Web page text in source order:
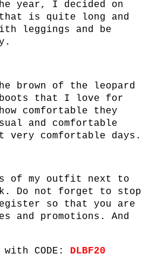
year, I decided on
is quite long and
leggings and be
brown of the leopard
that I love for
comfortable they
and comfortable
very comfortable days.
of my outfit next to
Do not forget to stop
so that you are
and promotions. And
CODE: DLBF20